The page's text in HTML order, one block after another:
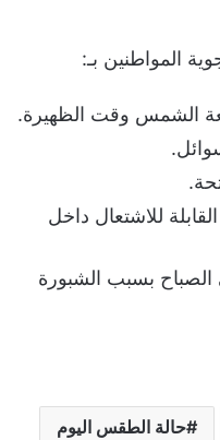
المواطنين بـ:
الشمس وقت الظهيرة.
للاشتعال داخل
الصباح بسبب الشبورة
حالة الطقس اليوم